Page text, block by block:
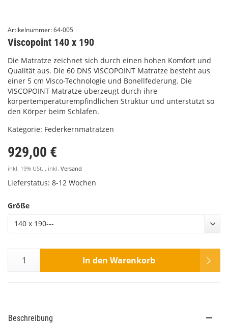
Artikelnummer:64-005
Viscopoint 140 x 190
Die Matratze zeichnet sich durch einen hohen Komfort und
Qualität aus. Die 60 DNS VISCOPOINT Matratze besteht aus
einer 5 cm Visco-Technologie und Bonellfederung. Die
VISCOPOINT Matratze überzeugt durch ihre
körpertemperaturempfindlichen Struktur und unterstützt so
den Körper beim Schlafen.
Kategorie: Federkernmatratzen
929,00 €
inkl. 19% USt. , inkl. Versand
Lieferstatus: 8-12 Wochen
Größe
140 x 190---
In den Warenkorb
Beschreibung